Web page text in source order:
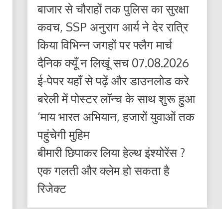
बाजार से चौराहों तक पुलिस का सुरक्षा
कवच, SSP अनुराग आर्य ने देर रात्रि
किया विभिन्न जगहों पर फ्लैग मार्च
दैनिक क्यूँ न लिखूं सच 07.08.2026
ई-पेपर यहाँ से पढ़ें और डाउनलोड करे
बरेली में पोस्टर लॉन्च के साथ शुरू हुआ
‘माय भारत अभियान, हजारों युवाओं तक
पहुंचेगी मुहिम
बीमारी छिपाकर लिया हेल्थ इंश्योरेंस ?
एक गलती और क्लेम हो सकता है
रिजेक्ट